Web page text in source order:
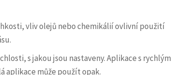
vliv olejů nebo chemikálií ovlivní použití
s jakou jsou nastaveny. Aplikace s rychlým
aplikace může použít opak.